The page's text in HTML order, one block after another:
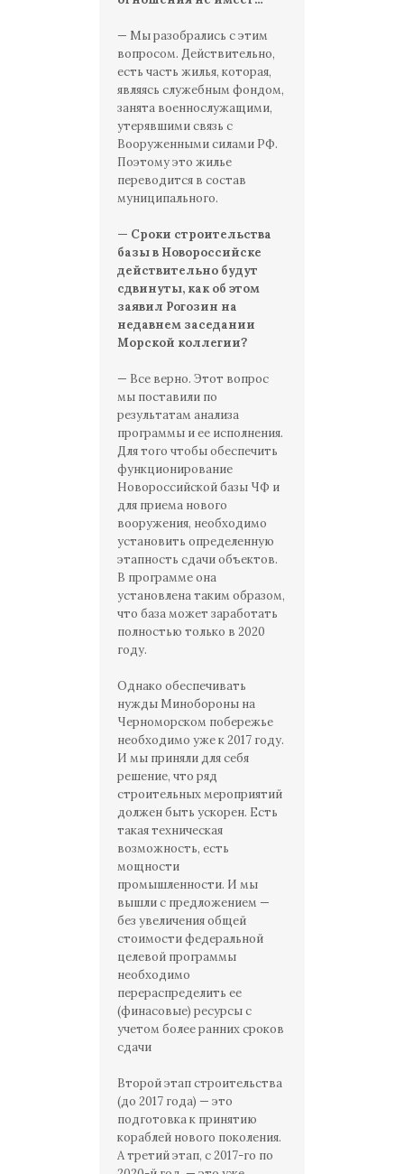
— Мы разобрались с этим
вопросом. Действительно,
есть часть жилья, которая,
являясь служебным фондом,
занята военнослужащими,
утерявшими связь с
Вооруженными силами РФ.
Поэтому это жилье
переводится в состав
муниципального.
— Сроки строительства
базы в Новороссийске
действительно будут
сдвинуты, как об этом
заявил Рогозин на
недавнем заседании
Морской коллегии?
— Все верно. Этот вопрос
мы поставили по
результатам анализа
программы и ее исполнения.
Для того чтобы обеспечить
функционирование
Новороссийской базы ЧФ и
для приема нового
вооружения, необходимо
установить определенную
этапность сдачи объектов.
В программе она
установлена таким образом,
что база может заработать
полностью только в 2020
году.
Однако обеспечивать
нужды Минобороны на
Черноморском побережье
необходимо уже к 2017 году.
И мы приняли для себя
решение, что ряд
строительных мероприятий
должен быть ускорен. Есть
такая техническая
возможность, есть
мощности
промышленности. И мы
вышли с предложением —
без увеличения общей
стоимости федеральной
целевой программы
необходимо
перераспределить ее
(финасовые) ресурсы с
учетом более ранних сроков
сдачи
Второй этап строительства
(до 2017 года) — это
подготовка к принятию
кораблей нового поколения.
А третий этап, с 2017-го по